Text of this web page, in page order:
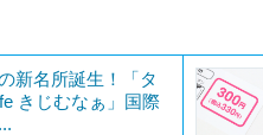
新名所誕生！「タ
きじむなぁ」国際